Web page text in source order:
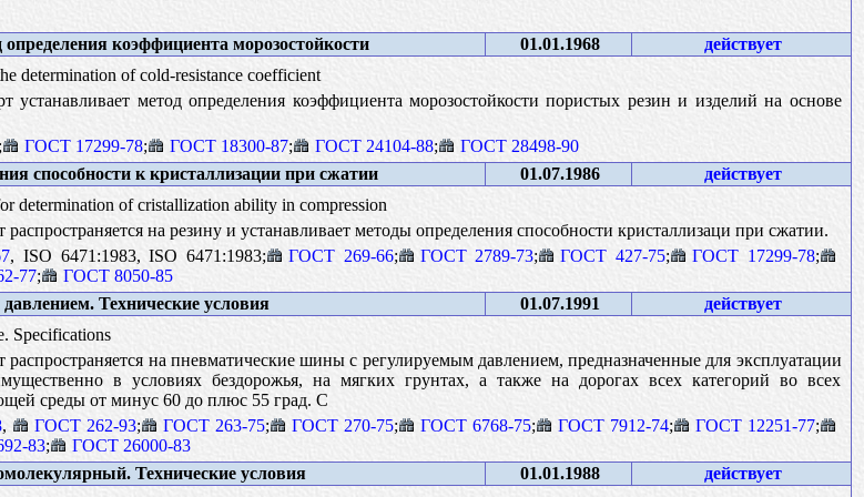
коэффициента морозостойкости 01.01.1968
действует
determination of cold-resistance coefficient
устанавливает метод определения коэффициента морозостойкости пористых резин и изделий на основе
ГОСТ 17299-78; ГОСТ 18300-87; ГОСТ 24104-88;
ГОСТ 28498-90
способности к кристаллизации при сжатии 01.07.1986
действует
determination of cristallization ability in compression
на резину и устанавливает методы определения способности кристаллизаци при сжатии.
, ISO 6471:1983, ISO 6471:1983; ГОСТ 269-66; ГОСТ 2789-73; ГОСТ 427-75; ГОСТ 17299-78;
77;
ГОСТ 8050-85
Технические условия 01.07.1991
действует
Specifications
распространяется на пневматические шины с регулируемым давлением, предназначенные для эксплуатации
в условиях бездорожья, на мягких грунтах, а также на дорогах всех категорий во всех
среды от минус 60 до плюс 55 град. С
, ГОСТ 262-93; ГОСТ 263-75; ГОСТ 270-75; ГОСТ 6768-75; ГОСТ 7912-74; ГОСТ 12251-77;
83;
ГОСТ 26000-83
Технические условия 01.01.1988
действует